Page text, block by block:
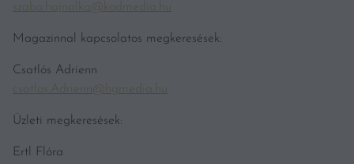
szabo.hajnalka@kodmedia.hu
Magazinnal kapcsolatos megkeresések:
Csatlós Adrienn
csatlos.Adrienn@hgmedia.hu
Üzleti megkeresések:
Ertl Flóra